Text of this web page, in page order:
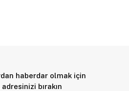
haberdar olmak için
bırakın